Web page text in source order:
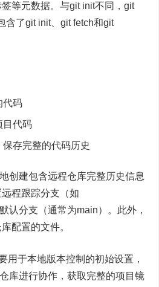
等元数据。与git init不同，git
含了git init、git fetch和git
代码
目代码
存完整的代码历史
创建包含远程仓库完整历史信息
程跟踪分支（如
认分支（通常为main）。此外，
配置的文件。
用于本地版本控制的初始设置，
库进行协作，获取完整的项目镜